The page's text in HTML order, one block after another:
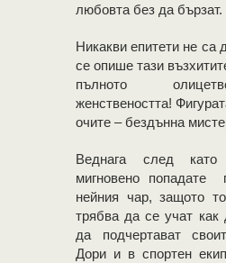
любовта без да бързат.
Никакви епитети не са
се опише тази
пълното
женствеността!
очите – бездънна
Веднага след като
мигновено попадате
нейния чар, защото
трябва да се учат как
да подчертават
Дори и в спортен